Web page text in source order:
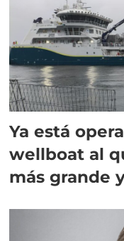
Ya está
wellboat al
más grande